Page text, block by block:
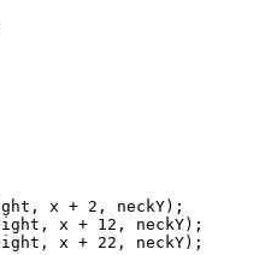
x + 2, neckY);
x + 12, neckY);
x + 22, neckY);